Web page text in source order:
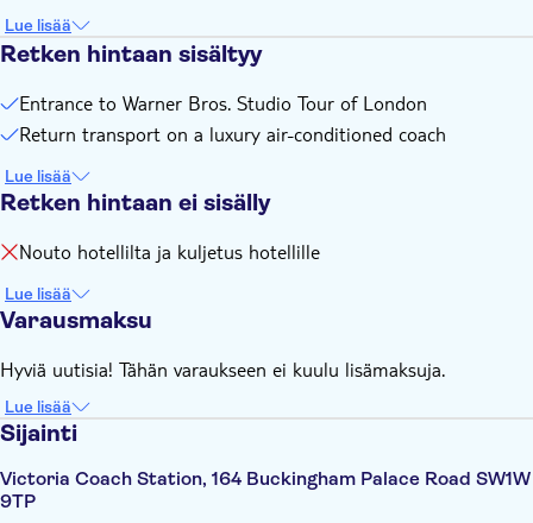
Lue lisää
Retken hintaan sisältyy
Entrance to Warner Bros. Studio Tour of London
Return transport on a luxury air-conditioned coach
Lue lisää
Retken hintaan ei sisälly
Nouto hotellilta ja kuljetus hotellille
Lue lisää
Varausmaksu
Hyviä uutisia! Tähän varaukseen ei kuulu lisämaksuja.
Lue lisää
Sijainti
Victoria Coach Station, 164 Buckingham Palace Road SW1W
9TP